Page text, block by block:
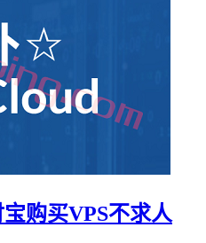
购买VPS不求人